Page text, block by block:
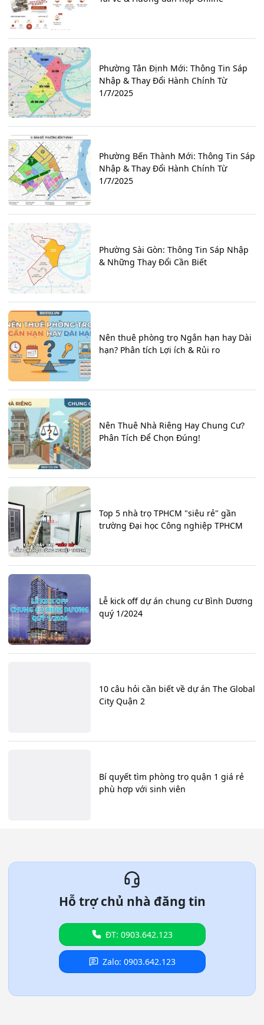
Phường Tân Định Mới: Thông Tin Sáp
Nhập & Thay Đổi Hành Chính Từ
1/7/2025
Phường Bến Thành Mới: Thông Tin Sáp
Nhập & Thay Đổi Hành Chính Từ
1/7/2025
Phường Sài Gòn: Thông Tin Sáp Nhập
& Những Thay Đổi Cần Biết
Nên thuê phòng trọ Ngắn hạn hay Dài
hạn? Phân tích Lợi ích & Rủi ro
Nên Thuê Nhà Riêng Hay Chung Cư?
Phân Tích Để Chọn Đúng!
Top 5 nhà trọ TPHCM "siêu rẻ" gần
trường Đại học Công nghiệp TPHCM
Lễ kick off dự án chung cư Bình Dương
quý 1/2024
10 câu hỏi cần biết về dự án The Global
City Quận 2
Bí quyết tìm phòng trọ quận 1 giá rẻ
phù hợp với sinh viên
Hỗ trợ chủ nhà đăng tin
ĐT: 0903.642.123
Zalo: 0903.642.123